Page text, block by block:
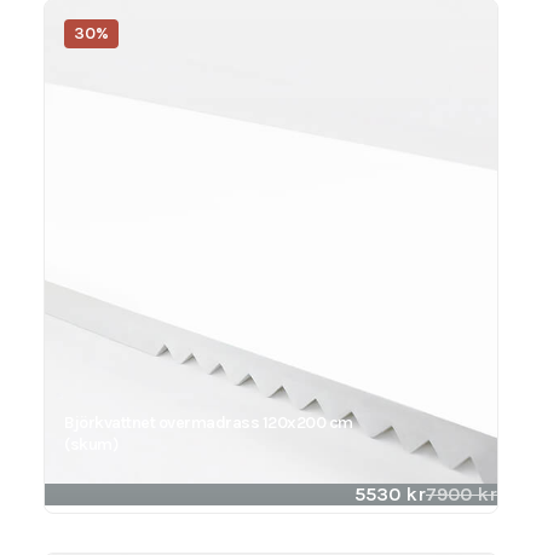
30%
Björkvattnet overmadrass 120x200 cm
7900kr
5530 kr